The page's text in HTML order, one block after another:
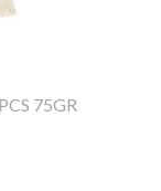
75GR